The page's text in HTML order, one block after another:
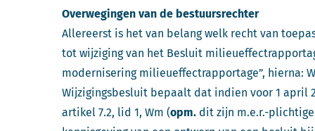
Overwegingen van de bestuursrechter
Allereerst is het van belang welk recht van
tot wijziging van het Besluit
modernisering milieueffectrapportage”, hierna:
Wijzigingsbesluit bepaalt dat indien voor 1
artikel 7.2, lid 1, Wm (opm. dit zijn m.e.r.-